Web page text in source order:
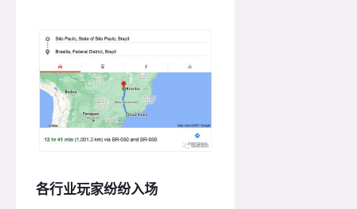
各行业玩家纷纷入场